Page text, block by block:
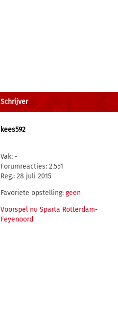
Schrijver
kees592
Vak: -
Forumreacties: 2.551
Reg.: 28 juli 2015
Favoriete opstelling: geen
Voorspel nu Sparta Rotterdam-
Feyenoord